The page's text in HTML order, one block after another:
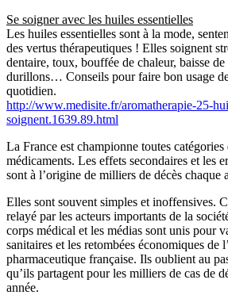
Se soigner avec les huiles essentielles
Les huiles essentielles sont à la mode,
des vertus thérapeutiques ! Elles soignent
dentaire, toux, bouffée de chaleur, baisse
durillons… Conseils pour faire bon usage
quotidien.
http://www.medisite.fr/aromatherapie-25-
soignent.1639.89.html
La France est championne toutes
médicaments. Les effets secondaires et les
sont à l’origine de milliers de décès chaque
Elles sont souvent simples et inoffensives.
relayé par les acteurs importants de la
corps médical et les médias sont unis pour
sanitaires et les retombées économiques de
pharmaceutique française. Ils oublient au
qu’ils partagent pour les milliers de cas de
année.